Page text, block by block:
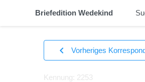
Briefedition Wedekind
chevron_left Vorheriges
Kennung: 2253